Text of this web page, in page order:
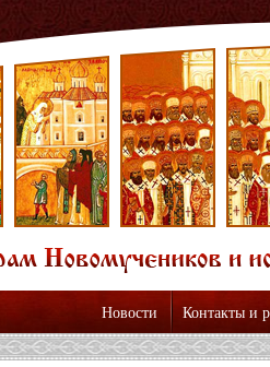
Новости Контакты и